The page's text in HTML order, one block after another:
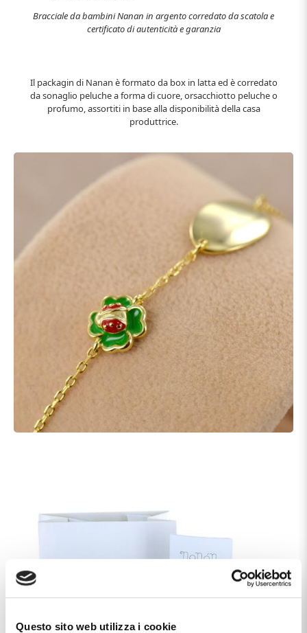
Questo sito web utilizza i cookie
Bracciale da bambini Nanan in argento corredato da scatola e
certificato di autenticità e garanzia
Il packagin di Nanan è formato da box in latta ed è corredato
da sonaglio peluche a forma di cuore, orsacchiotto peluche o
profumo, assortiti in base alla disponibilità della casa
produttrice.